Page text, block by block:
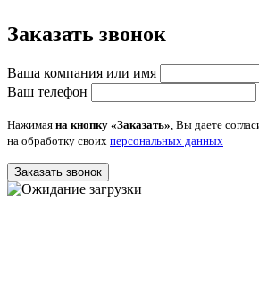
Заказать звонок
Ваша компания или имя
Ваш телефон
Нажимая на кнопку «Заказать», Вы даете
на обработку своих персональных данных
Заказать звонок